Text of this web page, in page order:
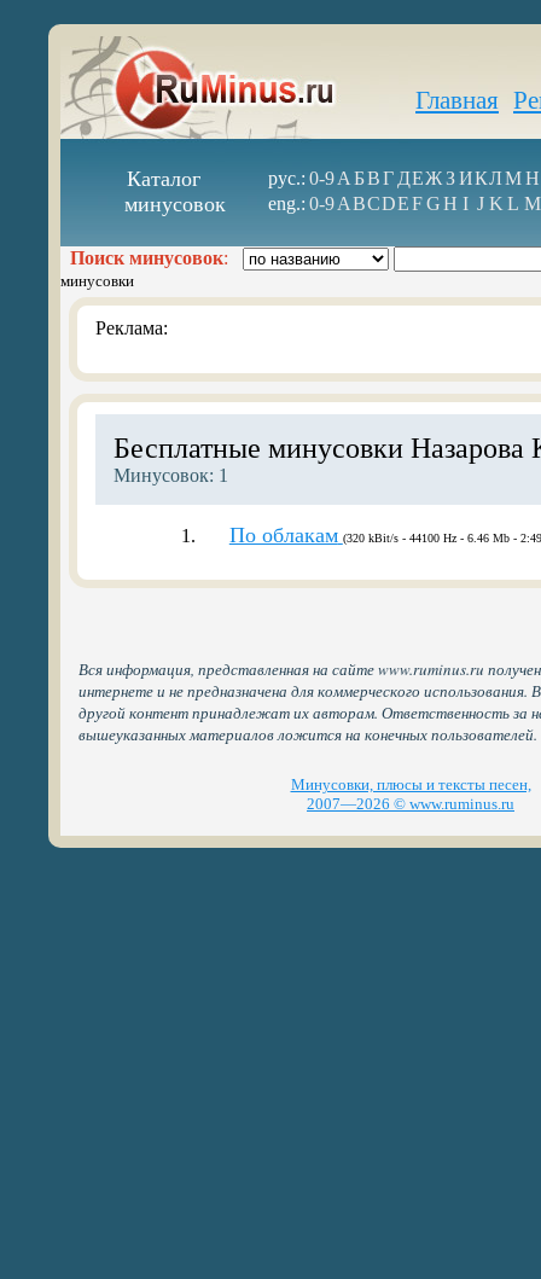
Главная
Каталог
минусовок
рус.: 0-9А БВГ ДЕЖ З ИКЛМН
eng.: 0-9ABCDEFGH I J K L M
Поиск минусовок:
минусовки
Реклама:
Бесплатные минусовки Назарова
Минусовок: 1
1. По облакам (320 kBit/s - 44100 Hz - 6.46 Mb -
Вся информация, представленная на сайте www.ruminus.ru
интернете и не предназначена для коммерческого
другой контент принадлежат их авторам. Ответственность за
вышеуказанных материалов ложится на конечных пользователей.
Минусовки, плюсы и тексты песен,
2007—2026 © www.ruminus.ru